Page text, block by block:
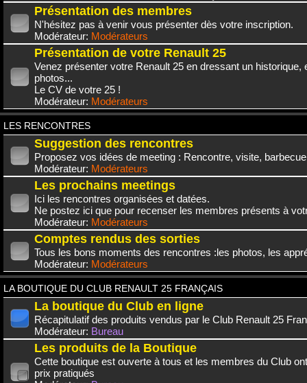
Présentation des membres
N'hésitez pas à venir vous présenter dès votre inscription.
Modérateur: Modérateurs
Présentation de votre Renault 25
Venez présenter votre Renault 25 en dressant un historique,
photos...
Le CV de votre 25 !
Modérateur: Modérateurs
LES RENCONTRES
Suggestion des rencontres
Proposez vos idées de meeting : Rencontre, visite,
Modérateur: Modérateurs
Les prochains meetings
Ici les rencontres organisées et datées.
Ne postez ici que pour recenser les membres présents à
Modérateur: Modérateurs
Comptes rendus des sorties
Tous les bons moments des rencontres :les photos, les
Modérateur: Modérateurs
LA BOUTIQUE DU CLUB RENAULT 25 FRANÇAIS
La boutique du Club en ligne
Récapitulatif des produits vendus par le Club Renault 25
Modérateur: Bureau
Les produits de la Boutique
Cette boutique est ouverte à tous et les membres du Club
prix pratiqués